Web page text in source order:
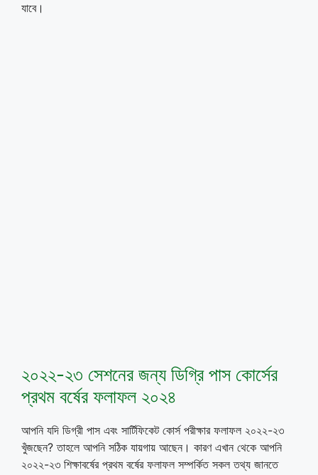
যাবে।
২০২২-২৩ সেশনের জন্য ডিগ্রি পাস কোর্সের
প্রথম বর্ষের ফলাফল ২০২৪
আপনি যদি ডিগ্রী পাস এবং সার্টিফিকেট কোর্স পরীক্ষার ফলাফল ২০২২-২৩
খুঁজছেন? তাহলে আপনি সঠিক যায়গায় আছেন। কারণ এখান থেকে আপনি
২০২২-২৩ শিক্ষাবর্ষের প্রথম বর্ষের ফলাফল সম্পর্কিত সকল তথ্য জানতে